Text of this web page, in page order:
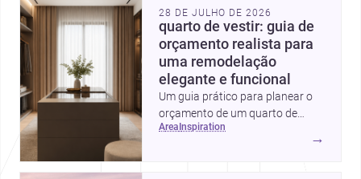
28 DE JULHO DE 2026
quarto de vestir: guia de
orçamento realista para
uma remodelação
elegante e funcional
Um guia prático para planear o
orçamento de um quarto de
vestir em Portugal, com
area inspiration
→